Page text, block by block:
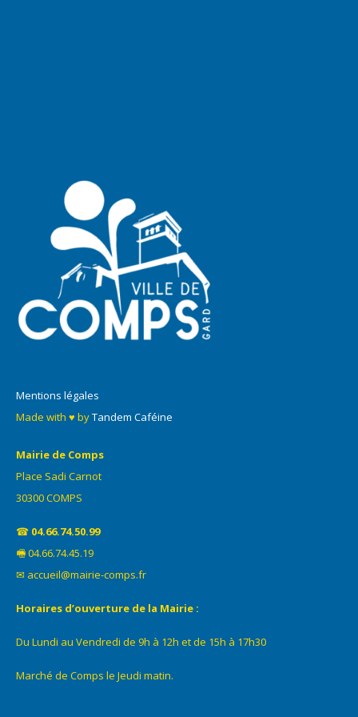
Mentions légales
Made with ♥ byTandem Caféine
Mairie de Comps
Place Sadi Carnot
30300 COMPS
☎ 04.66.74.50.99
🖷 04.66.74.45.19
✉ accueil@mairie-comps.fr
Horaires d’ouverture de la Mairie :
Du Lundi au Vendredi de 9h à 12h et de 15h à 17h30
Marché de Comps le Jeudi matin.